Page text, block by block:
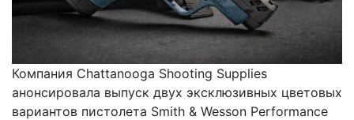
Компания Chattanooga Shooting Supplies
анонсировала выпуск двух эксклюзивных цветовых
вариантов пистолета Smith & Wesson Performance